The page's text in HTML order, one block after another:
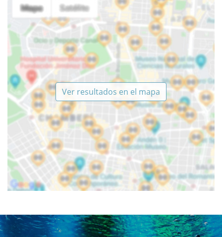
Ver resultados en el mapa